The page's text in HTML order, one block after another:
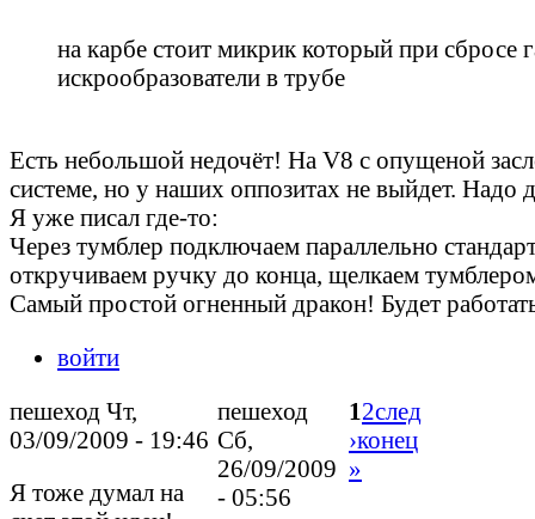
на карбе стоит микрик который при сбросе
искрообразователи в трубе
Есть небольшой недочёт! На V8 с опущеной
системе, но у наших оппозитах не выйдет. Надо
Я уже писал где-то:
Через тумблер подключаем параллельно
откручиваем ручку до конца, щелкаем
Самый простой огненный дракон! Будет
войти
пешеход Чт,
03/09/2009 - 19:46
Я тоже думал на
пешеход
Сб,
26/09/2009
- 05:56
12след
›конец
»